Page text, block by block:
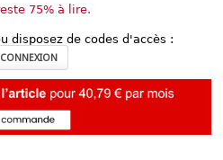
75% à lire.
disposez de codes d'accès :
CONNEXION